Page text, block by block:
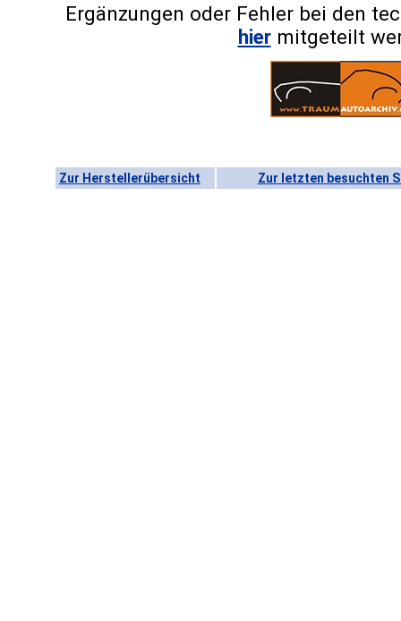
Ergänzungen oder Fehler bei den
hiermitgeteilt
Zur Herstellerübersicht Zur letzten besuchten